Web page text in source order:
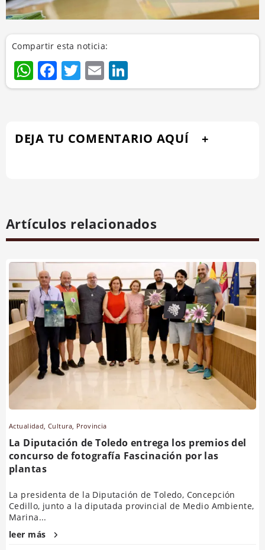
Compartir esta noticia:
WhatsApp
Facebook
Twitter
Email
DEJA TU COMENTARIO AQUÍ
Artículos relacionados
Actualidad ,Cultura Provincia
La Diputación de Toledo entrega los premios del
concurso de fotografía Fascinación por las
plantas
La presidenta de la Diputación de Toledo, Concepción
Cedillo, junto a la diputada provincial de Medio Ambiente,
Marina...
leer más